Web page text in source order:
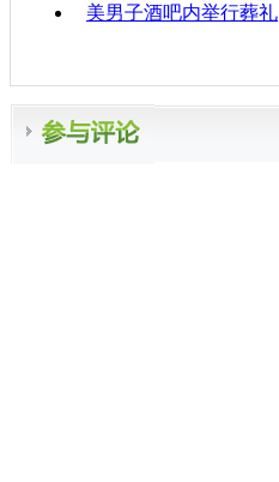
美男子酒吧内举行葬礼